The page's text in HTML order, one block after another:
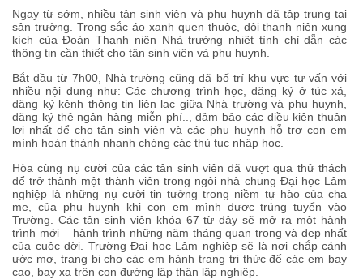
Ngay từ sớm, nhiều tân sinh viên và phụ huynh đã tập trung tại
sân trường. Trong sắc áo xanh quen thuộc, đội thanh niên xung
kích của Đoàn Thanh niên Nhà trường nhiệt tình chỉ dẫn các
thông tin cần thiết cho tân sinh viên và phụ huynh.
Bắt đầu từ 7h00, Nhà trường cũng đã bố trí khu vực tư vấn với
nhiều nội dung như: Các chương trình học, đăng ký ở túc xá,
đăng ký kênh thông tin liên lạc giữa Nhà trường và phụ huynh,
đăng ký thẻ ngân hàng miễn phí.., đảm bảo các điều kiện thuận
lợi nhất để cho tân sinh viên và các phụ huynh hỗ trợ con em
mình hoàn thành nhanh chóng các thủ tục nhập học.
Hòa cùng nụ cười của các tân sinh viên đã vượt qua thử thách
để trở thành một thành viên trong ngôi nhà chung Đại học Lâm
nghiệp là những nụ cười tin tưởng trong niềm tự hào của cha
mẹ, của phụ huynh khi con em mình được trúng tuyển vào
Trường. Các tân sinh viên khóa 67 từ đây sẽ mở ra một hành
trình mới – hành trình những năm tháng quan trọng và đẹp nhất
của cuộc đời. Trường Đại học Lâm nghiệp sẽ là nơi chắp cánh
ước mơ, trang bị cho các em hành trang tri thức để các em bay
cao, bay xa trên con đường lập thân lập nghiệp.